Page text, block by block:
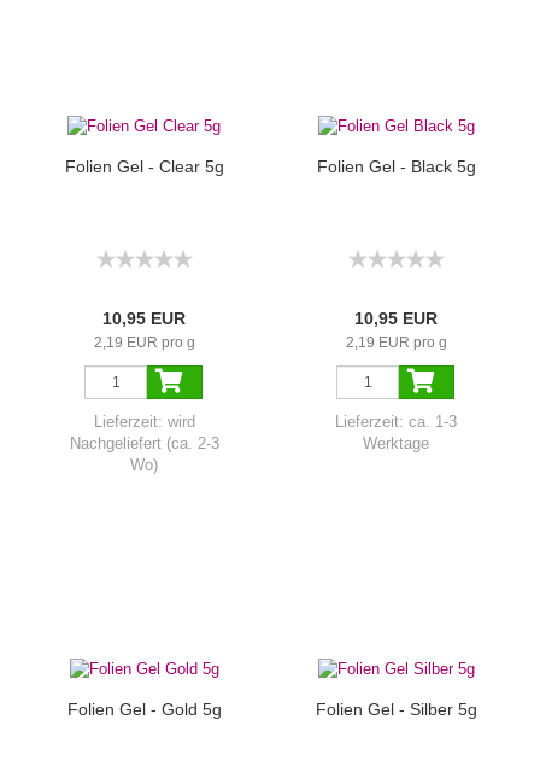
Folien Gel - Clear 5g
10,95 EUR
2,19 EUR pro g
Lieferzeit: wird
Nachgeliefert (ca. 2-3
Wo)
Folien Gel - Black 5g
10,95 EUR
2,19 EUR pro g
Lieferzeit: ca. 1-3
Werktage
Folien Gel - Gold 5g Folien Gel - Silber 5g